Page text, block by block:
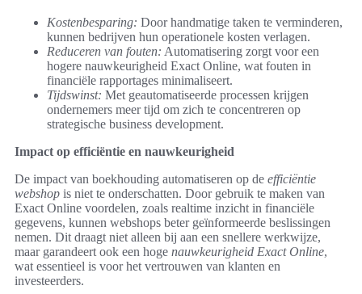
Kostenbesparing: Door handmatige taken te verminderen,
kunnen bedrijven hun operationele kosten verlagen.
Reduceren van fouten: Automatisering zorgt voor een
hogere nauwkeurigheid Exact Online, wat fouten in
financiële rapportages minimaliseert.
Tijdswinst: Met geautomatiseerde processen krijgen
ondernemers meer tijd om zich te concentreren op
strategische business development.
Impact op efficiëntie en nauwkeurigheid
De impact van boekhouding automatiseren op de efficiëntie
webshop is niet te onderschatten. Door gebruik te maken van
Exact Online voordelen, zoals realtime inzicht in financiële
gegevens, kunnen webshops beter geïnformeerde beslissingen
nemen. Dit draagt niet alleen bij aan een snellere werkwijze,
maar garandeert ook een hoge nauwkeurigheid Exact Online,
wat essentieel is voor het vertrouwen van klanten en
investeerders.